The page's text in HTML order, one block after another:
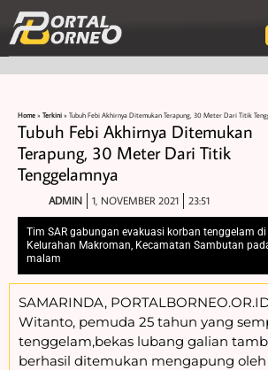
Home » Terkini » Tubuh Febi Akhirnya Ditemukan Terapung, 30 Meter Dari Titik
Tubuh Febi Akhirnya Ditemukan
Terapung, 30 Meter Dari Titik
Tenggelamnya
ADMIN 1, NOVEMBER 2021 23:51
Tim SAR gabungan evakuasi korban tenggelam
Kelurahan Makroman, Kecamatan Sambutan
malam
SAMARINDA,
Witanto, pemuda 25 tahun yang
tenggelam,bekas lubang galian
berhasil ditemukan mengapung